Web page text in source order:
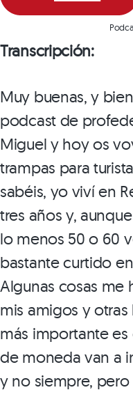
Transcripción:
Muy buenas, y
podcast de
Miguel y hoy os
trampas para
sabéis, yo viví en
tres años y,
lo menos 50 o 60
bastante curtido
Algunas cosas me
mis amigos y otras
más importante
de moneda van a
y no siempre,